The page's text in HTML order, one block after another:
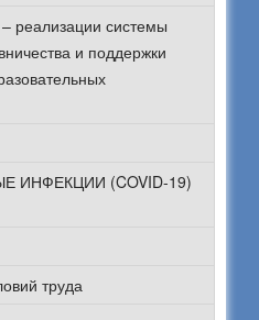
реализации системы
и поддержки
(COVID-19)
труда